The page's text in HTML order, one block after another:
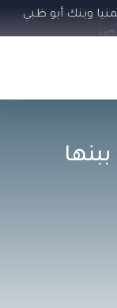
وبنك أبو ظبي